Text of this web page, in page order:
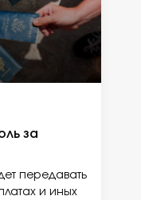
за
передавать
и иных